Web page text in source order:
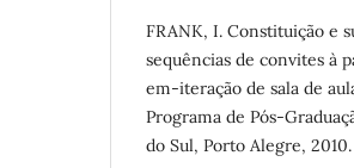
FRANK, I. Constituição e
sequências de convites à
em-iteração de sala de
Programa de Pós-
do Sul, Porto Alegre, 2010.